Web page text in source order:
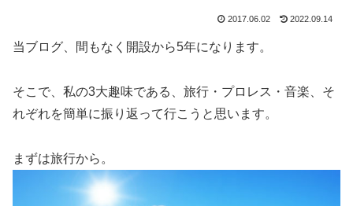
2017.06.02 2022.09.14
当ブログ、間もなく開設から5年になります。
そこで、私の3大趣味である、旅行・プロレス・音楽、そ
れぞれを簡単に振り返って行こうと思います。
まずは旅行から。